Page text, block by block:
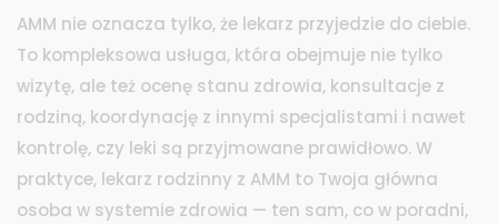
AMM nie oznacza tylko, że lekarz przyjedzie do ciebie.
To kompleksowa usługa, która obejmuje nie tylko
wizytę, ale też ocenę stanu zdrowia, konsultacje z
rodziną, koordynację z innymi specjalistami i nawet
kontrolę, czy leki są przyjmowane prawidłowo. W
praktyce, lekarz rodzinny z AMM to Twoja główna
osoba w systemie zdrowia — ten sam, co w poradni,